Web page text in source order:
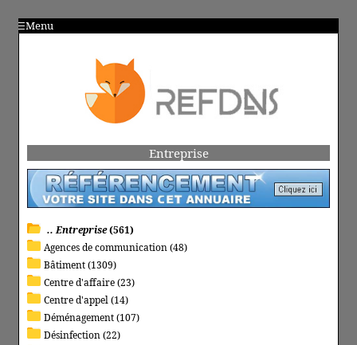
Menu
Entreprise
.. Entreprise(561)
Agences de communication (48)
Bâtiment (1309)
Centre d'affaire (23)
Centre d'appel (14)
Déménagement (107)
Désinfection (22)